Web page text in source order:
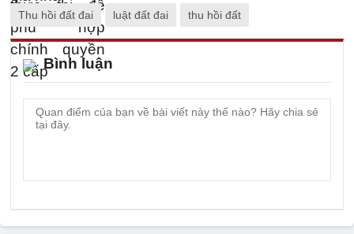
Thu hồi đất đai luật đất đai thu hồi đất
Bình luận